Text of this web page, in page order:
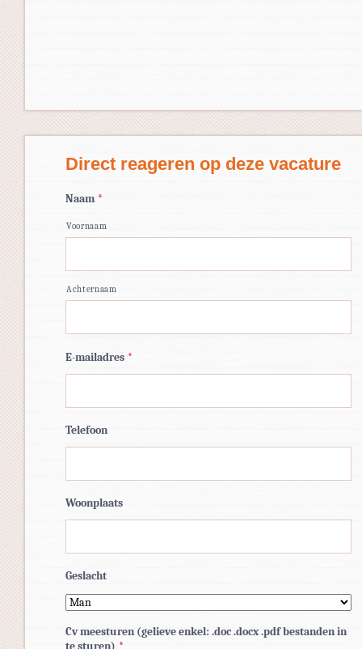
Direct reageren op deze vacature
Naam *
Voornaam
Achternaam
E-mailadres *
Telefoon
Woonplaats
Geslacht
Cv meesturen (gelieve enkel: .doc .docx .pdf bestanden in
te sturen) *